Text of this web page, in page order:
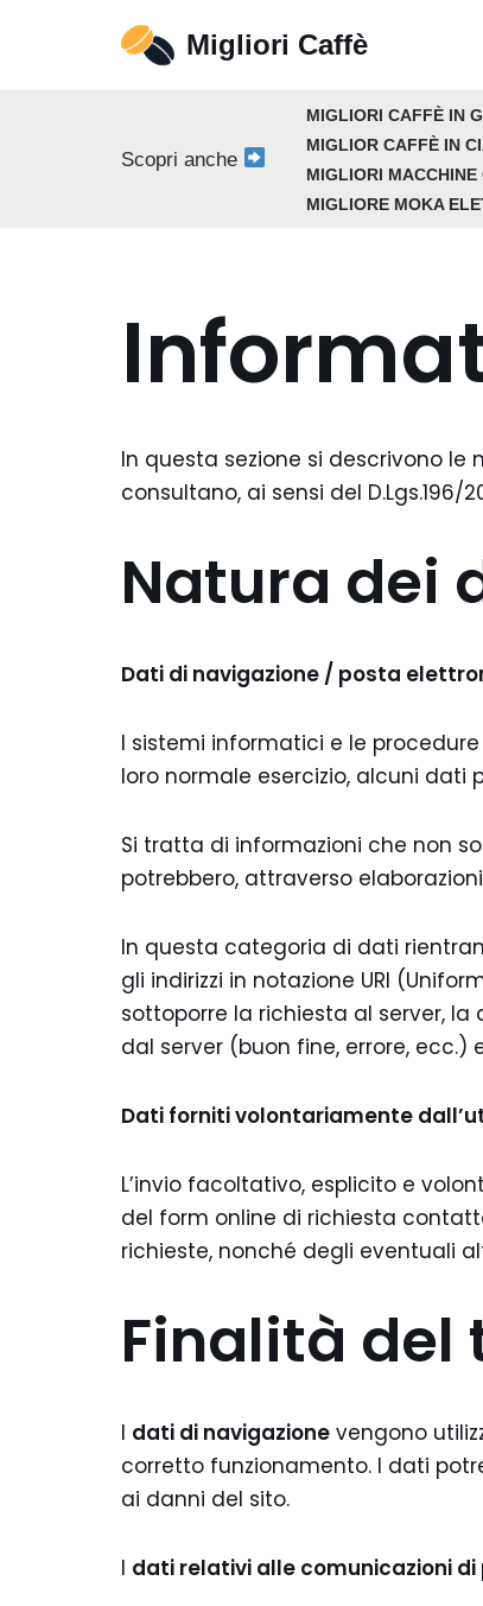
Migliori Caffè
Scopri anche
MIGLIORI CAFFÈ IN
MIGLIOR CAFFÈ IN
MIGLIORI MACCHINE
MIGLIORE MOKA
In questa sezione si descrivono
consultano, ai sensi del D.Lgs.196/
Natura dei
Dati di navigazione / posta
I sistemi informatici e le
loro normale esercizio, alcuni dati
Si tratta di informazioni che non
potrebbero, attraverso
In questa categoria di dati
gli indirizzi in notazione URI
sottoporre la richiesta al server,
dal server (buon fine, errore,
Dati forniti volontariamente
L’invio facoltativo, esplicito e
del form online di richiesta
richieste, nonché degli eventuali
Finalità
I dati di navigazione vengono
corretto funzionamento. I dati
ai danni del sito.
I dati relativi alle comunicazioni